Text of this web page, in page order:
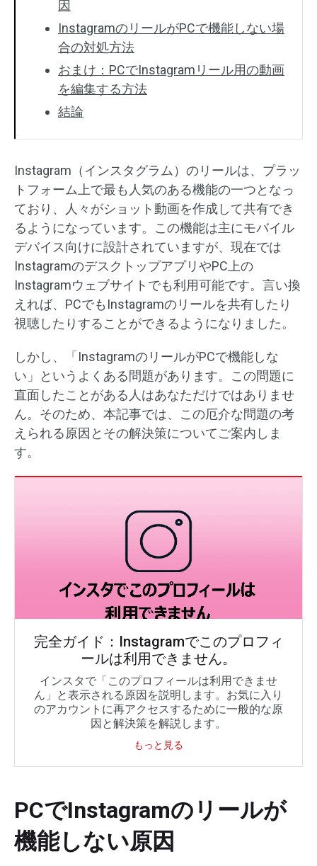
因
InstagramのリールがPCで機能しない場
合の対処方法
おまけ：PCでInstagramリール用の動画
を編集する方法
結論
Instagram（インスタグラム）のリールは、プラッ
トフォーム上で最も人気のある機能の一つとなっ
ており、人々がショット動画を作成して共有でき
るようになっています。この機能は主にモバイル
デバイス向けに設計されていますが、現在では
InstagramのデスクトップアプリやPC上の
Instagramウェブサイトでも利用可能です。言い換
えれば、PCでもInstagramのリールを共有したり
視聴したりすることができるようになりました。
しかし、「InstagramのリールがPCで機能しな
い」というよくある問題があります。この問題に
直面したことがある人はあなただけではありませ
ん。そのため、本記事では、この厄介な問題の考
えられる原因とその解決策についてご案内しま
す。
完全ガイド：Instagramでこのプロフィ
ールは利用できません。
インスタで「このプロフィールは利用できませ
ん」と表示される原因を説明します。お気に入り
のアカウントに再アクセスするために一般的な原
因と解決策を解説します。
もっと見る
PCでInstagramのリールが
機能しない原因